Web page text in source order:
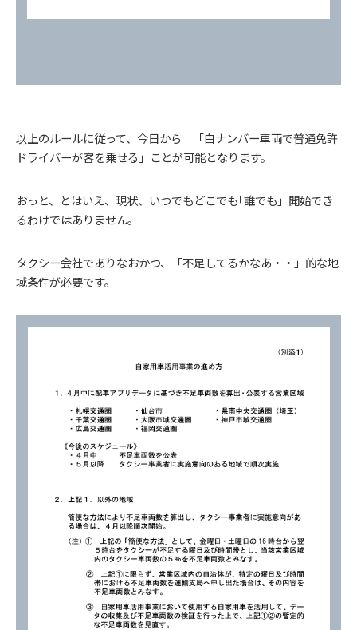
以上のルールに従って、今日から 「白ナンバー車両で普通免許
ドライバーが客を乗せる」ことが可能となります。
おっと、とはいえ、現状、いつでもどこでも｢誰でも」開始でき
るわけではありません。
タクシー会社でありなおかつ、「不足してるかなあ・・」的な地
域条件が必要です。